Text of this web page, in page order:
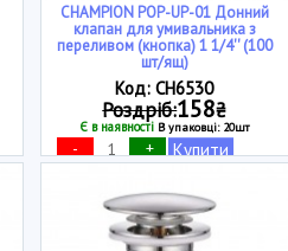
CHAMPION POP-UP-01 Донний
клапан для умивальника з
переливом (кнопка) 1 1/4'' (100
шт/ящ)
Код: CH6530
Роздріб:158₴
Є в наявностіВ упаковці: 20шт
- + Купити